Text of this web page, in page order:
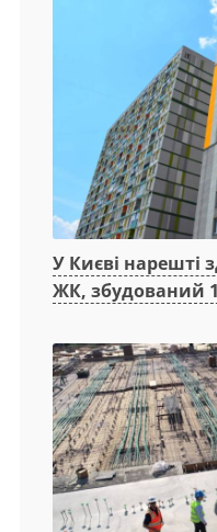
У Києві нарешті
ЖК, збудований